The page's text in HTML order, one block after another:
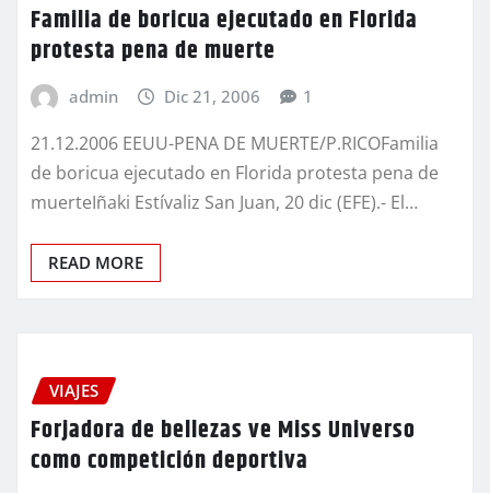
Familia de boricua ejecutado en Florida
protesta pena de muerte
admin Dic 21, 2006 1
21.12.2006 EEUU-PENA DE MUERTE/P.RICOFamilia
de boricua ejecutado en Florida protesta pena de
muerteIñaki Estívaliz San Juan, 20 dic (EFE).- El…
READ MORE
VIAJES
Forjadora de bellezas ve Miss Universo
como competición deportiva